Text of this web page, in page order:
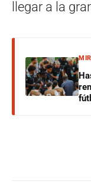
llegar a la